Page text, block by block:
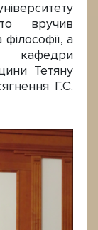
вручив
а
кафедри
Тетяну
Г.С.